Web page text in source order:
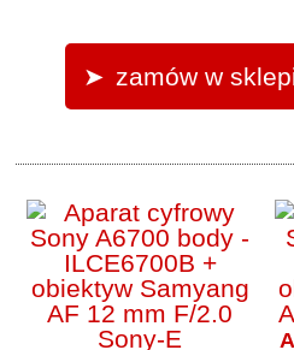
zamów w